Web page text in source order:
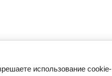
использование cookie-